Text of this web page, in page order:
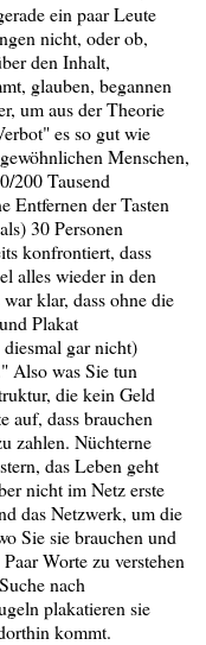
ein paar Leute
nicht, oder ob,
den Inhalt,
glauben, begannen
um aus der Theorie
es so gut wie
Menschen,
200 Tausend
Entfernen der Tasten
30 Personen
konfrontiert, dass
alles wieder in den
klar, dass ohne die
Plakat
gar nicht)
Also was Sie tun
die kein Geld
auf, dass brauchen
zahlen. Nüchterne
das Leben geht
nicht im Netz erste
das Netzwerk, um die
Sie sie brauchen und
Worte zu verstehen
nach
plakatieren sie
kommt.